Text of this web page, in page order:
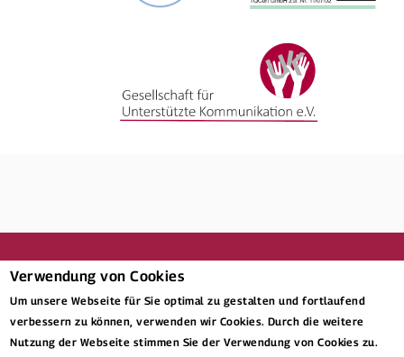
nach oben
Verwendung von Cookies
Um unsere Webseite für Sie optimal zu gestalten und fortlaufend
verbessern zu können, verwenden wir Cookies. Durch die weitere
Nutzung der Webseite stimmen Sie der Verwendung von Cookies zu.